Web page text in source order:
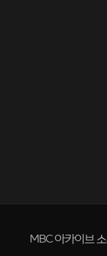
MBC 아카이브